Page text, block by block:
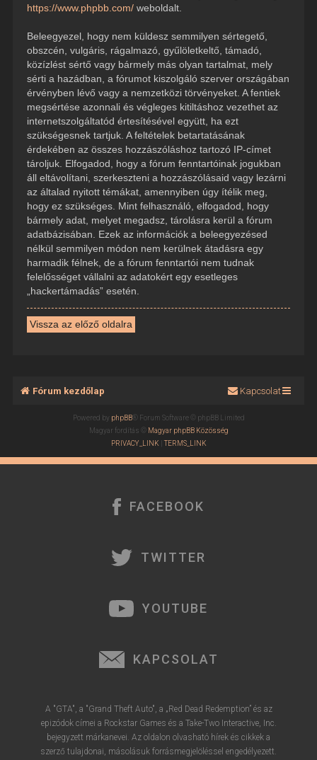
https://www.phpbb.com/weboldalt.
Beleegyezel, hogy nem küldesz semmilyen sértegető,
obszcén, vulgáris, rágalmazó, gyűlöletkeltő, támadó,
közízlést sértő vagy bármely más olyan tartalmat, mely
sérti a hazádban, a fórumot kiszolgáló szerver országában
érvényben lévő vagy a nemzetközi törvényeket. A fentiek
megsértése azonnali és végleges kitiltáshoz vezethet az
internetszolgáltatód értesítésével együtt, ha ezt
szükségesnek tartjuk. A feltételek betartatásának
érdekében az összes hozzászóláshoz tartozó IP-címet
tároljuk. Elfogadod, hogy a fórum fenntartóinak jogukban
áll eltávolítani, szerkeszteni a hozzászólásaid vagy lezárni
az általad nyitott témákat, amennyiben úgy ítélik meg,
hogy ez szükséges. Mint felhasználó, elfogadod, hogy
bármely adat, melyet megadsz, tárolásra kerül a fórum
adatbázisában. Ezek az információk a beleegyezésed
nélkül semmilyen módon nem kerülnek átadásra egy
harmadik félnek, de a fórum fenntartói nem tudnak
felelősséget vállalni az adatokért egy esetleges
„hackertámadás” esetén.
Vissza az előző oldalra
Fórum kezdőlap Kapcsolat
Powered by phpBB® Forum Software © phpBB Limited
Magyar fordítás © Magyar phpBB Közösség
PRIVACY_LINK |TERMS_LINK
FACEBOOK
TWITTER
YOUTUBE
KAPCSOLAT
A "GTA", a "Grand Theft Auto", a „Red Dead Redemption” és az
epizódok címei a Rockstar Games és a Take-Two Interactive, Inc.
bejegyzett márkanevei. Az oldalon olvasható hírek és cikkek a
szerző tulajdonai, másolásuk forrásmegjelöléssel engedélyezett.